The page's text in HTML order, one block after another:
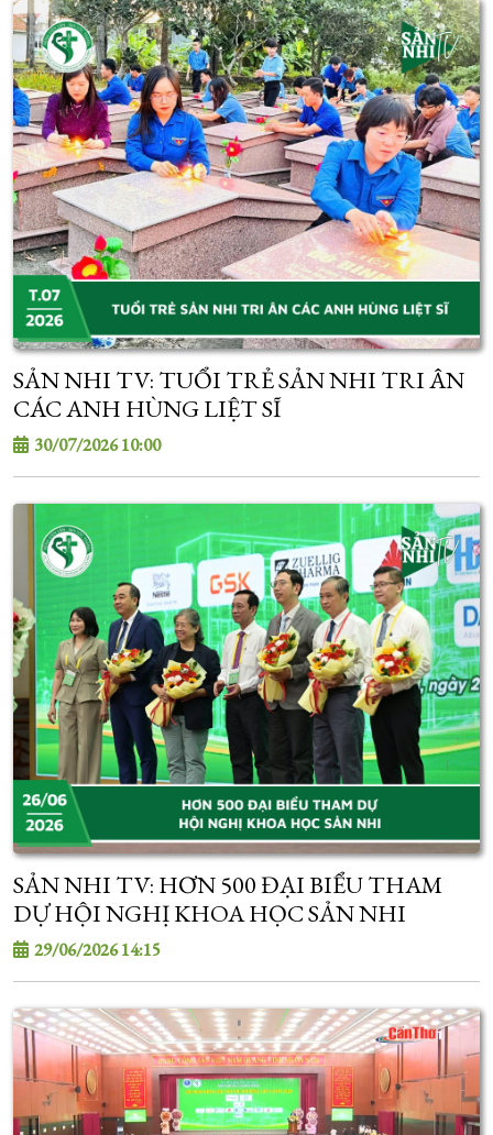
SẢN NHI TV: TUỔI TRẺ SẢN NHI TRI ÂN
CÁC ANH HÙNG LIỆT SĨ
30/07/2026 10:00
SẢN NHI TV: HƠN 500 ĐẠI BIỂU THAM
DỰ HỘI NGHỊ KHOA HỌC SẢN NHI
29/06/2026 14:15